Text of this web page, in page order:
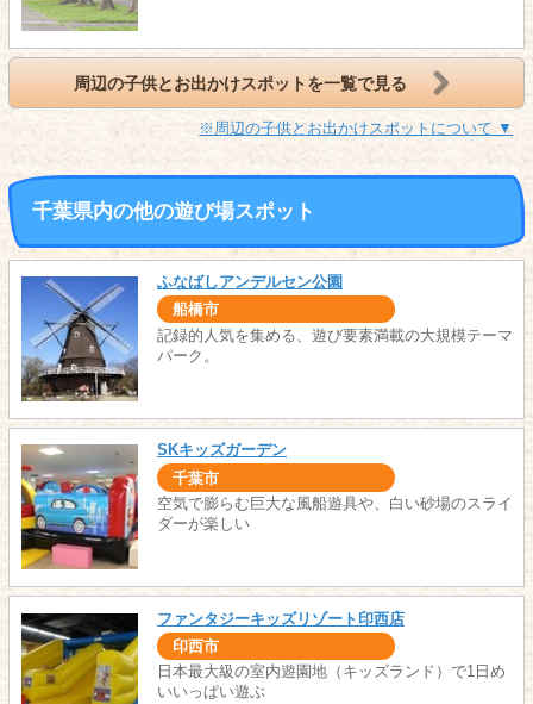
周辺の子供とお出かけスポットを一覧で見る
※周辺の子供とお出かけスポットについて ▼
千葉県内の他の遊び場スポット
ふなばしアンデルセン公園
船橋市
記録的人気を集める、遊び要素満載の大規模テーマ
パーク。
SKキッズガーデン
千葉市
空気で膨らむ巨大な風船遊具や、白い砂場のスライ
ダーが楽しい
ファンタジーキッズリゾート印西店
印西市
日本最大級の室内遊園地（キッズランド）で1日め
いいっぱい遊ぶ